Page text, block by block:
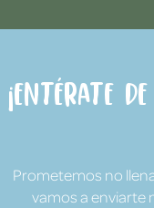
¡Entérate
Prometemos no
vamos a enviarte